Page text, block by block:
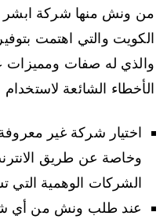
من ونش منها شركة
الكويت والتي اهتمت
والذي له صفات ومميزات
الأخطاء الشائعة
اختيار شركة غير
وخاصة عن طريق
الشركات الوهمية التي
عند طلب ونش من أي